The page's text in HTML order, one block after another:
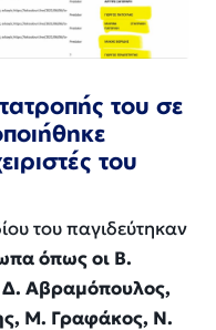
του σε
του
του παγιδεύτηκαν
όπως οι Β.
Δ. Αβραμόπουλος,
Μ. Γραφάκος, Ν.